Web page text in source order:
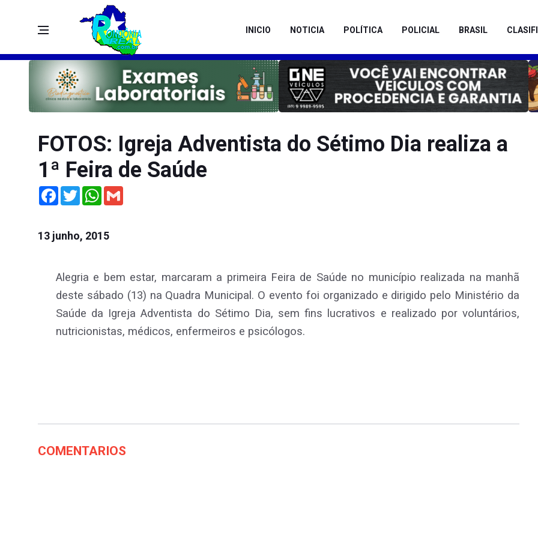
INICIO NOTICIA POLÍTICA POLICIAL BRASIL
FOTOS: Igreja Adventista do Sétimo Dia realiza a
1ª Feira de Saúde
Facebook
TwitterWhatsApp
13 junho, 2015
Alegria e bem estar, marcaram a primeira Feira de Saúde no município realizada na manhã
deste sábado (13) na Quadra Municipal. O evento foi organizado e dirigido pelo Ministério da
Saúde da Igreja Adventista do Sétimo Dia, sem fins lucrativos e realizado por voluntários,
nutricionistas, médicos, enfermeiros e psicólogos.
COMENTARIOS